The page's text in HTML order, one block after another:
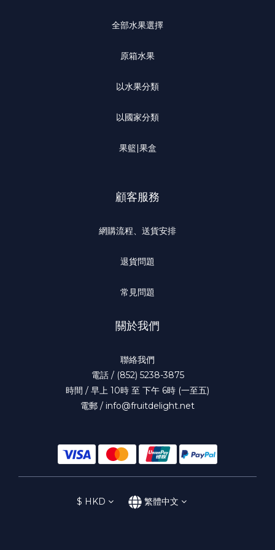
全部水果選擇
原箱水果
以水果分類
以國家分類
果籃|果盒
顧客服務
網購流程、送貨安排
退貨問題
常見問題
關於我們
聯絡我們
電話 / (852) 5238-3875
時間 / 早上 10時 至 下午 6時 (一至五)
電郵 / info@fruitdelight.net
$ HKD 繁體中文